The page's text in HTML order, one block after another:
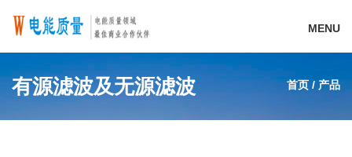
MENU
首页 / 产品
有源滤波及无源滤波